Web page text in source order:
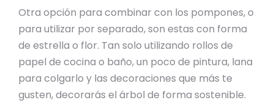
Otra opción para combinar con los pompones, o
para utilizar por separado, son estas con forma
de estrella o flor. Tan solo utilizando rollos de
papel de cocina o baño, un poco de pintura, lana
para colgarlo y las decoraciones que más te
gusten, decorarás el árbol de forma sostenible.